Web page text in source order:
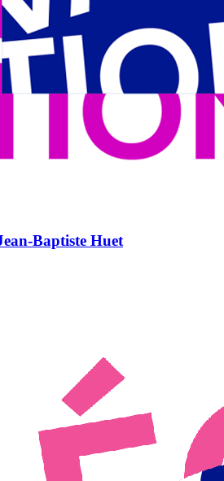
Baptiste Huet